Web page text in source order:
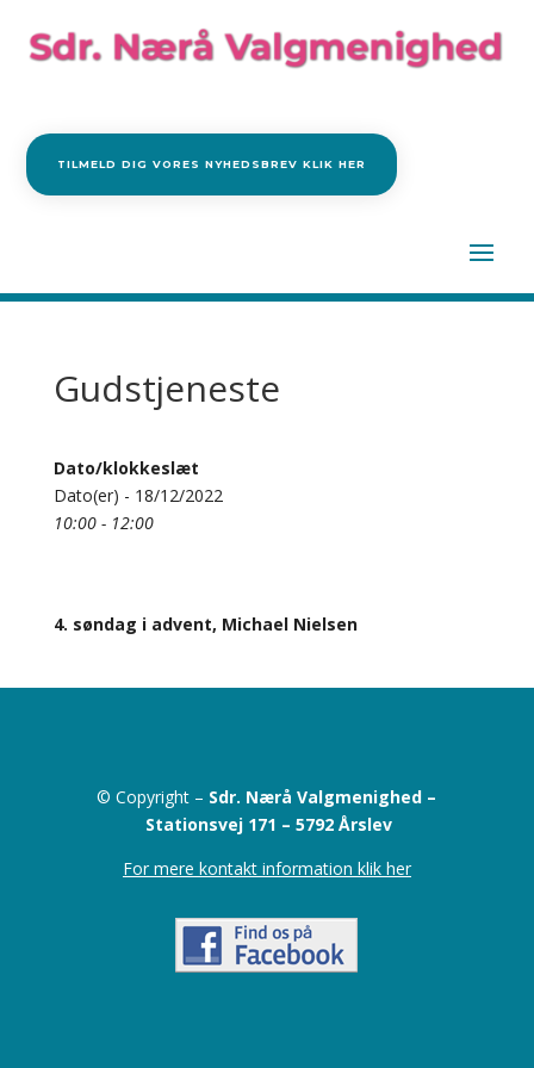
TILMELD DIG VORES NYHEDSBREV KLIK HER
Gudstjeneste
Dato/klokkeslæt
Dato(er) - 18/12/2022
10:00 - 12:00
4. søndag i advent, Michael Nielsen
© Copyright – Sdr. Nærå Valgmenighed –
Stationsvej 171 –5792 Årslev
For mere kontakt information klik her